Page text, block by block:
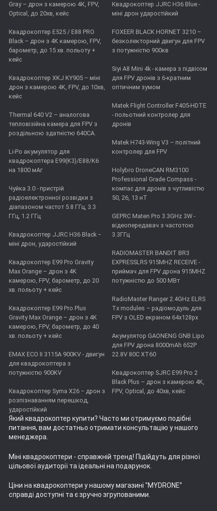
Gray – дрон з камерою 4К, FPV,
Optical, до 20хв, кейс
Квадрокоптер E525 / E88 PRO
Black – дрон з 4K камерою, FPV,
барометр, до 15 хв. польоту +
кейс
Квадрокоптер XKJ KY905 – міні
дрон з камерою 4K, FPV, до 10хв,
кейс
Thermal 640 V2 – аналогова
тепловізійна камера для FPV з
роздільною здатністю 640CA.
Li-Po акумулятор для
квадрокоптера E99(K3)/E88/K6
на 1800 мАг
Чуйка 3.0 - пристрій
радіоелектронної розвідки з
діапазоном частот 5.8 ГГц, 3.3
ГГц, 1.2 ГГц
Квадрокоптер JJRC H36 Black −
міні дрон, ударостійкий
Квадрокоптер E99 Pro Gravity
Max Orange – дрон з 4K
камерою, FPV, барометр, до 20
хв. польоту + кейс
Квадрокоптер E99 Pro Plus
Gravity Max Orange – дрон з 4K
камерою, FPV, барометр, до 40
хв. польоту + кейс
EMAX ECO II 3115А 900KV - двигун
для квадрокоптера з
потужністю 900KV
Квадрокоптер Syma X26 − дрон з
розпізнаванням перешкод,
ударостійкий
Квадрокоптер JJRC H36 Blue -
міні дрон ударостійкий
FOXEER BLACK HORNET 3210 –
безколекторний двигун для FPV
з потужністю 900кв
Siyi A8 Mini 4k - камера з підвісом
для FPV дронів з 6-кратним
оптичним зумом
Matek Flight Controller F405-HDTE
- польотний контролер для
дронів
Matek H743-Wing V3 – політний
контролер для FPV
Holybro DroneCAN RM3100
Professional Grade Compass -
компас для дронів з чутливістю
50, 26, 13 нТ
GEPRC Maten Pro 3.3GHz 3W -
відеопередавач з частотою
3.3ГГц
RADIOMASTER BANDIT BR3
EXPRESSLRS 915MHZ RECEIVE -
приймач для FPV дрона 915MHZ
потужністю до 500 МВт
RadioMaster Ranger 2.4GHz ELRS
Tx modules – радіомодуль для
FPV з OLED екраном 64x128px
Акумулятор GAONENG GNB Lipo
для FPV дрона 8000mAh 6S2P
22.8V 80C XT60
Квадрокоптер SJRC E99 Pro 2
Black Plus – дрон з камерою 4K,
FPV, Optical, до 40хв, кейс
Який квадрокоптер купити? Часто ми отримуємо подібні
питання, вам достатньо отримати консультацію у нашого
менеджера.
Міні квадрокоптери - справжній тренд! Підійдуть для різної
цільової аудиторії та ідеальні на подарунок.
Ціни на квадрокоптери у нашому магазині "MYDRONE”
справді доступні та є зручно згрупованими.